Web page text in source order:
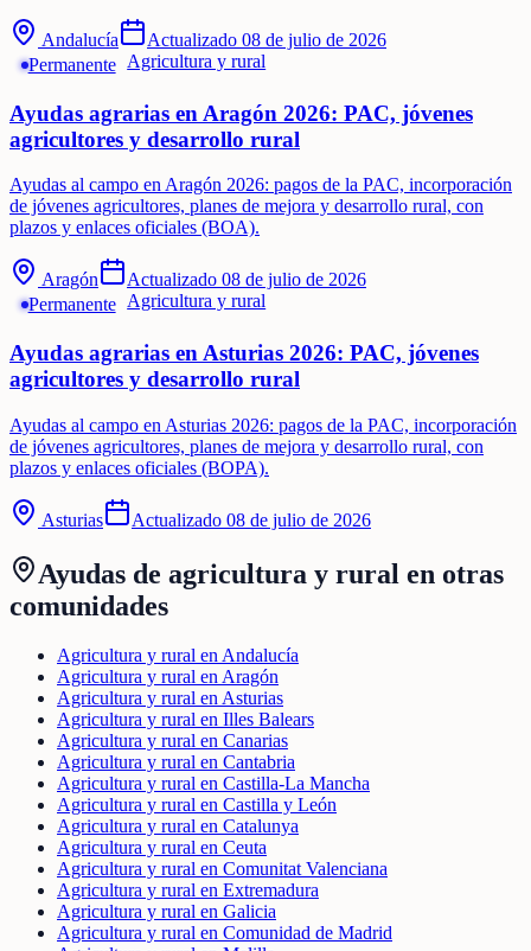
Andalucía Actualizado 08 de julio de 2026
Permanente Agricultura y rural
Ayudas agrarias en Aragón 2026: PAC, jóvenes
agricultores y desarrollo rural
Ayudas al campo en Aragón 2026: pagos de la PAC, incorporación
de jóvenes agricultores, planes de mejora y desarrollo rural, con
plazos y enlaces oficiales (BOA).
Aragón Actualizado 08 de julio de 2026
Permanente Agricultura y rural
Ayudas agrarias en Asturias 2026: PAC, jóvenes
agricultores y desarrollo rural
Ayudas al campo en Asturias 2026: pagos de la PAC, incorporación
de jóvenes agricultores, planes de mejora y desarrollo rural, con
plazos y enlaces oficiales (BOPA).
Asturias Actualizado 08 de julio de 2026
Ayudas de agricultura y rural en otras
comunidades
Agricultura y rural en Andalucía
Agricultura y rural en Aragón
Agricultura y rural en Asturias
Agricultura y rural en Illes Balears
Agricultura y rural en Canarias
Agricultura y rural en Cantabria
Agricultura y rural en Castilla-La Mancha
Agricultura y rural en Castilla y León
Agricultura y rural en Catalunya
Agricultura y rural en Ceuta
Agricultura y rural en Comunitat Valenciana
Agricultura y rural en Extremadura
Agricultura y rural en Galicia
Agricultura y rural en Comunidad de Madrid